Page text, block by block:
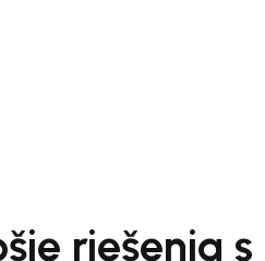
riešenia s